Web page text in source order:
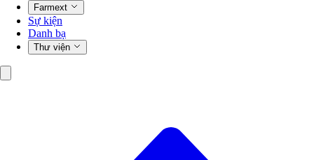
Farmext
Sự kiện
Danh bạ
Thư viện